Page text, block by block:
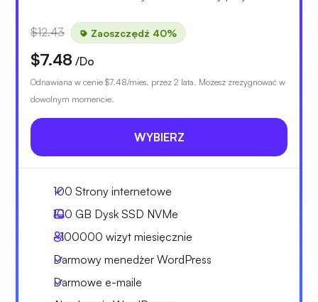
$12.43 Zaoszczędź 40%
$7.48 /Do
Odnawiana w cenie $7.48/mies. przez 2 lata. Możesz zrezygnować w
dowolnym momencie.
WYBIERZ
100 Strony internetowe
100 GB Dysk SSD NVMe
~100000 wizyt miesięcznie
Darmowy menedżer WordPress
Darmowe e-maile